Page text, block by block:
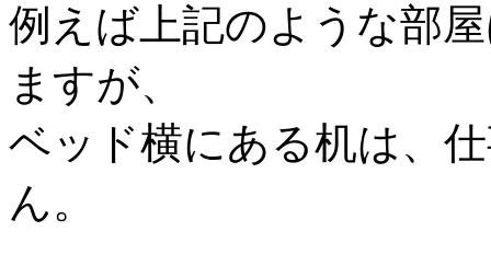
例えば上記のような部
ますが、
ベッド横にある机は、
ん。